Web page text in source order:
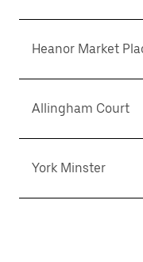
Heanor Market
Allingham Court
York Minster